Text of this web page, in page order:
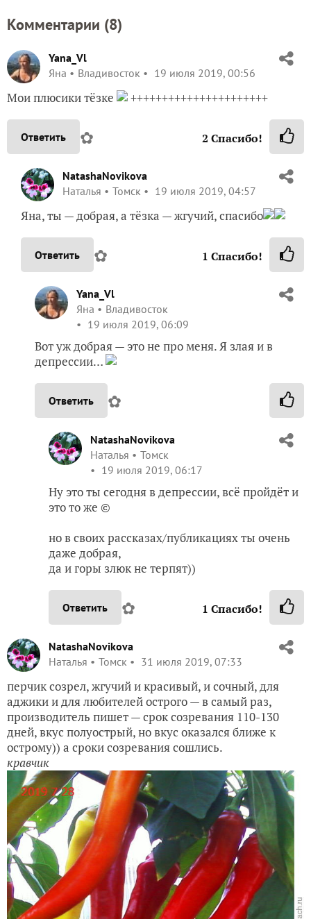
Комментарии (8)
Yana_Vl
Яна
Владивосток 19 июля 2019, 00:56
Мои плюсики тёзке ++++++++++++++++++++++
Ответить ✿ 2 Спасибо!
NatashaNovikova
Наталья
Томск 19 июля 2019, 04:57
Яна, ты — добрая, а тёзка — жгучий, спасибо
Ответить ✿ 1 Спасибо!
Yana_Vl
Яна
Владивосток
19 июля 2019, 06:09
Вот уж добрая — это не про меня. Я злая и в
депрессии…
Ответить ✿
NatashaNovikova
Наталья
Томск
19 июля 2019, 06:17
Ну это ты сегодня в депрессии, всё пройдёт и
это то же ©
но в своих рассказах/публикациях ты очень
даже добрая,
да и горы злюк не терпят))
Ответить ✿ 1 Спасибо!
NatashaNovikova
Наталья
Томск 31 июля 2019, 07:33
перчик созрел, жгучий и красивый, и сочный, для
аджики и для любителей острого — в самый раз,
производитель пишет — срок созревания 110-130
дней, вкус полуострый, но вкус оказался ближе к
острому)) а сроки созревания сошлись.
кравчик